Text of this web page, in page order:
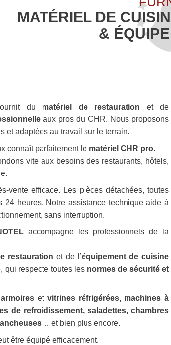
MATÉRIEL DE
&
du matériel de restauration et de
aux pros du CHR. Nous proposons
et adaptées au travail sur le terrain.
connaît parfaitement le matériel CHR pro.
vite aux besoins des restaurants, hôtels,
vente efficace. Les pièces détachées, toutes
24 heures. Notre assistance technique aide à
sans interruption.
accompagne les professionnels de la
restauration et de l’équipement de cuisine
qui respecte toutes les normes de sécurité et
armoires et vitrines réfrigérées, machines à
de refroidissement, saladettes, chambres
… et bien plus encore.
être équipé efficacement.